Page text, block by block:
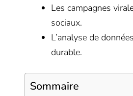
Les campagnes
sociaux.
L’analyse de
durable.
Sommaire